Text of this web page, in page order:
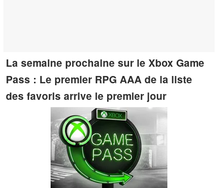
La semaine prochaine sur le Xbox Game
Pass : Le premier RPG AAA de la liste
des favoris arrive le premier jour